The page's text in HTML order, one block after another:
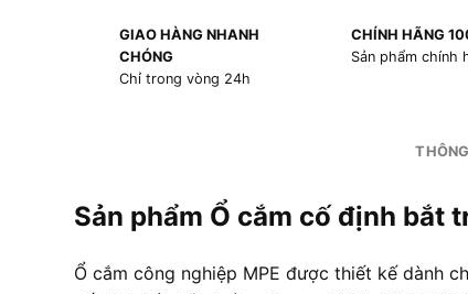
GIAO HÀNG NHANH
CHÓNG
Chỉ trong vòng 24h
CHÍNH HÃNG
Sản phẩm chính
Sản phẩm Ổ cắm cố định bắt
Ổ cắm công nghiệp MPE được thiết kế dành